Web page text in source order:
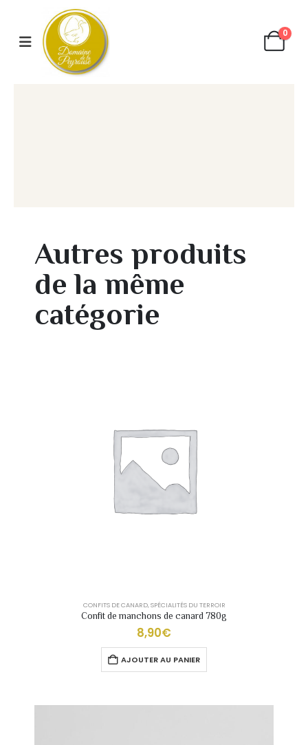
0
Autres produits
de la même
catégorie
CONFITS DE CANARD,SPÉCIALITÉS DU TERROIR
Confit de manchons de canard 780g
8,90€
AJOUTER AU PANIER